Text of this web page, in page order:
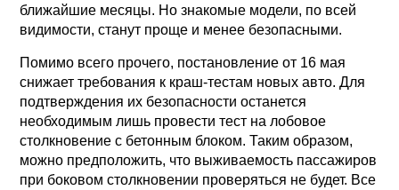
ближайшие месяцы. Но знакомые модели, по всей
видимости, станут проще и менее безопасными.
Помимо всего прочего, постановление от 16 мая
снижает требования к краш-тестам новых авто. Для
подтверждения их безопасности останется
необходимым лишь провести тест на лобовое
столкновение с бетонным блоком. Таким образом,
можно предположить, что выживаемость пассажиров
при боковом столкновении проверяться не будет. Все